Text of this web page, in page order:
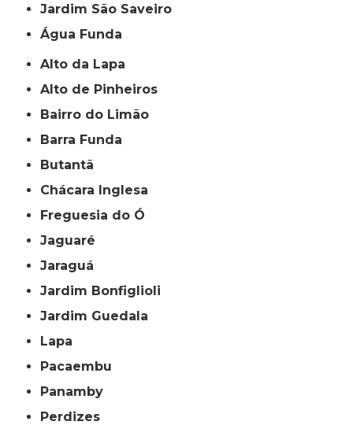
jardim São Saveiro
Água Funda
Alto da Lapa
Alto de Pinheiros
Bairro do Limão
Barra Funda
Butantã
Chácara Inglesa
Freguesia do Ó
Jaguaré
Jaraguá
Jardim Bonfiglioli
Jardim Guedala
Lapa
Pacaembu
Panamby
Perdizes